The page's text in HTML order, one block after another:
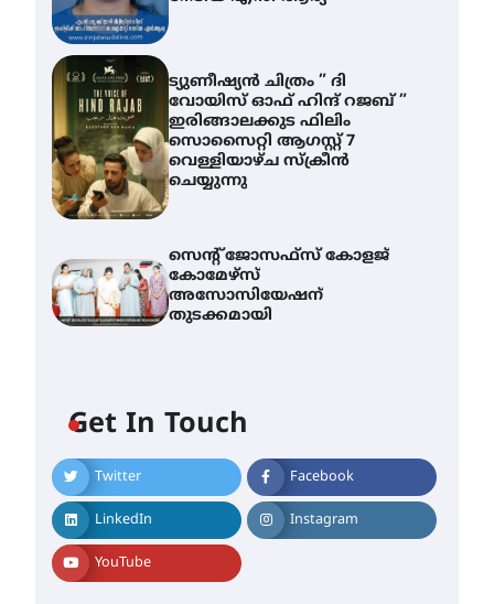
ട്യുണീഷ്യൻ ചിത്രം ” ദി
വോയിസ് ഓഫ് ഹിന്ദ് റജബ് ”
ഇരിങ്ങാലക്കുട ഫിലിം
സൊസൈറ്റി ആഗസ്റ്റ് 7
വെള്ളിയാഴ്ച സ്‌ക്രീൻ
ചെയ്യുന്നു
സെന്റ് ജോസഫ്സ് കോളജ്
കോമേഴ്‌സ്
അസോസിയേഷന്
തുടക്കമായി
Get In Touch
Twitter Facebook
LinkedIn Instagram
YouTube
എം.ജി. യൂണിവേഴ്‌സിറ്റിയിൽ
നിന്ന് ഇംഗ്ളീഷ്
സാഹിത്യത്തിൽ ഡോക്ടറേറ്റ്
നേടിയ എൻ. ആര്യ